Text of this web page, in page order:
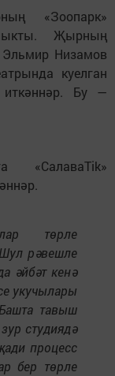
«Зоопарк»
Җырның
Эльмир Низамов
куелган
иткәннәр. Бу —
«СалаваTik»
төрле
рәвешле
әйбәт кенә
укучылары
тавыш
студиядә
процесс
бер төрле